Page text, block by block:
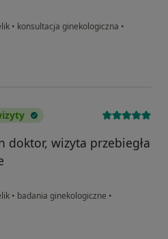
• konsultacja ginekologiczna •
doktor, wizyta przebiegła
• badania ginekologiczne •